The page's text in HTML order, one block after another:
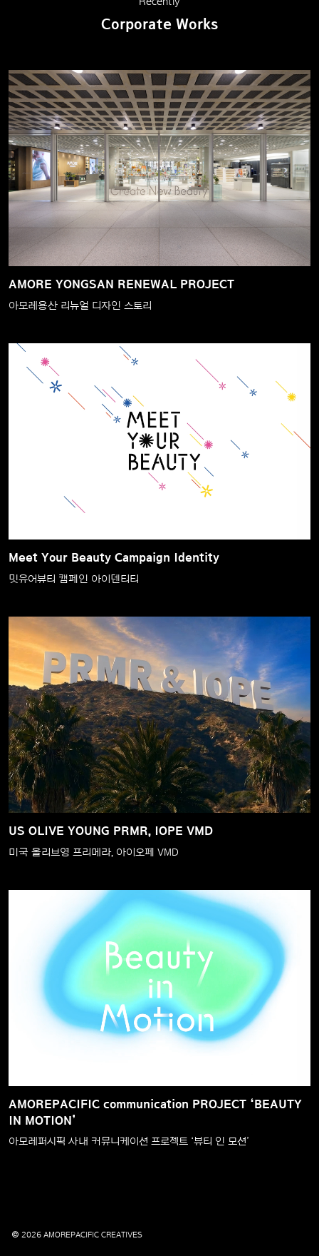
Corporate Works
AMORE YONGSAN RENEWAL PROJECT
아모레용산 리뉴얼 디자인 스토리
Meet Your Beauty Campaign Identity
밋유어뷰티 캠페인 아이덴티티
US OLIVE YOUNG PRMR, IOPE VMD
미국 올리브영 프리메라, 아이오페 VMD
AMOREPACIFIC communication PROJECT ‘BEAUTY
IN MOTION’
아모레퍼시픽 사내 커뮤니케이션 프로젝트 ‘뷰티 인 모션’
© 2026 AMOREPACIFIC CREATIVES